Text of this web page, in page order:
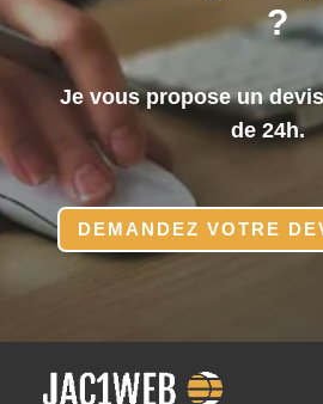
?
Je vous propose un
de 24h.
DEMANDEZ VOTRE